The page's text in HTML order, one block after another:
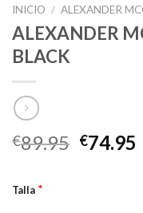
INICIO / ALEXANDER
ALEXANDER
BLACK
€89.95 El
€74.95
Talla *